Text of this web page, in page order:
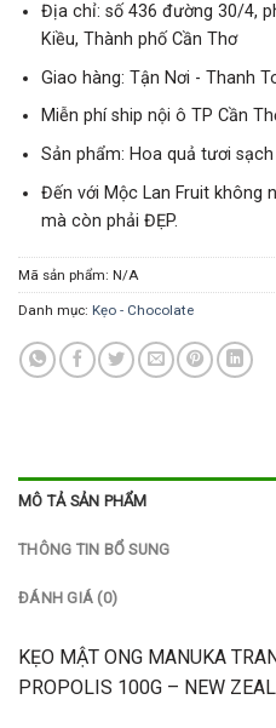
Địa chỉ: số 436 đường 30/4,
Kiều, Thành phố Cần Thơ
Giao hàng: Tận Nơi - Thanh
Miễn phí ship nội ô TP Cần
Sản phẩm: Hoa quả tươi
Đến với Mộc Lan Fruit không
mà còn phải ĐẸP.
Mã sản phẩm: N/A
Danh mục: Kẹo - Chocolate
MÔ TẢ SẢN PHẨM
THÔNG TIN BỔ SUNG
ĐÁNH GIÁ (0)
KẸO MẬT ONG MANUKA
PROPOLIS 100G – NEW